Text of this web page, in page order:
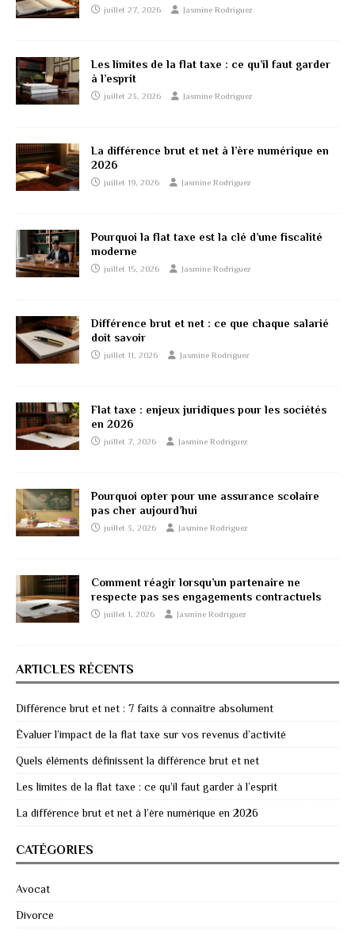
juillet 27, 2026 Jasmine Rodriguez
Les limites de la flat taxe : ce qu’il faut garder
à l’esprit
juillet 23, 2026 Jasmine Rodriguez
La différence brut et net à l’ère numérique en
2026
juillet 19, 2026 Jasmine Rodriguez
Pourquoi la flat taxe est la clé d’une fiscalité
moderne
juillet 15, 2026 Jasmine Rodriguez
Différence brut et net : ce que chaque salarié
doit savoir
juillet 11, 2026 Jasmine Rodriguez
Flat taxe : enjeux juridiques pour les sociétés
en 2026
juillet 7, 2026 Jasmine Rodriguez
Pourquoi opter pour une assurance scolaire
pas cher aujourd’hui
juillet 3, 2026 Jasmine Rodriguez
Comment réagir lorsqu’un partenaire ne
respecte pas ses engagements contractuels
juillet 1, 2026 Jasmine Rodriguez
ARTICLES RÉCENTS
Différence brut et net : 7 faits à connaître absolument
Évaluer l’impact de la flat taxe sur vos revenus d’activité
Quels éléments définissent la différence brut et net
Les limites de la flat taxe : ce qu’il faut garder à l’esprit
La différence brut et net à l’ère numérique en 2026
CATÉGORIES
Avocat
Divorce